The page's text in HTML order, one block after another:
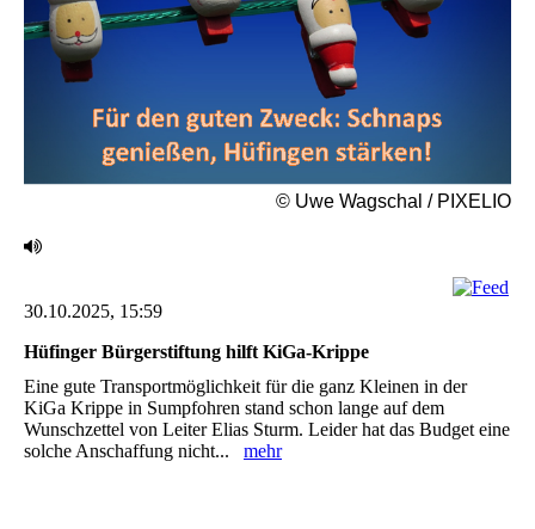
© Uwe Wagschal / PIXELIO
30.10.2025, 15:59
Hüfinger Bürgerstiftung hilft KiGa-Krippe
Eine gute Transportmöglichkeit für die ganz Kleinen in der
KiGa ‎Krippe in Sumpfohren stand schon lange auf dem
Wunschzettel von Leiter Elias Sturm. Leider hat ‎das Budget eine
solche Anschaffung nicht... mehr